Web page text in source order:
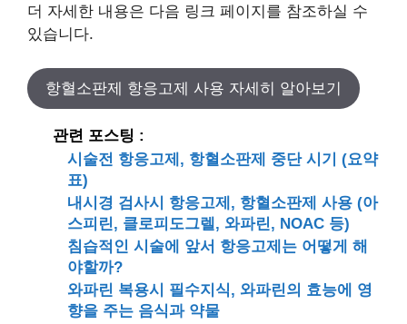
더 자세한 내용은 다음 링크 페이지를 참조하실 수
있습니다.
항혈소판제 항응고제 사용 자세히 알아보기
관련 포스팅 :
시술전 항응고제, 항혈소판제 중단 시기 (요약
표)
내시경 검사시 항응고제, 항혈소판제 사용 (아
스피린, 클로피도그렐, 와파린, NOAC 등)
침습적인 시술에 앞서 항응고제는 어떻게 해
야할까?
와파린 복용시 필수지식, 와파린의 효능에 영
향을 주는 음식과 약물